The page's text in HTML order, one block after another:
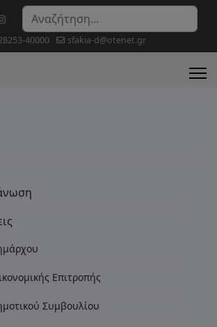
Αναζήτηση...
40000 sfakia-d@otenet.gr
Επιτροπής
Συμβουλίου